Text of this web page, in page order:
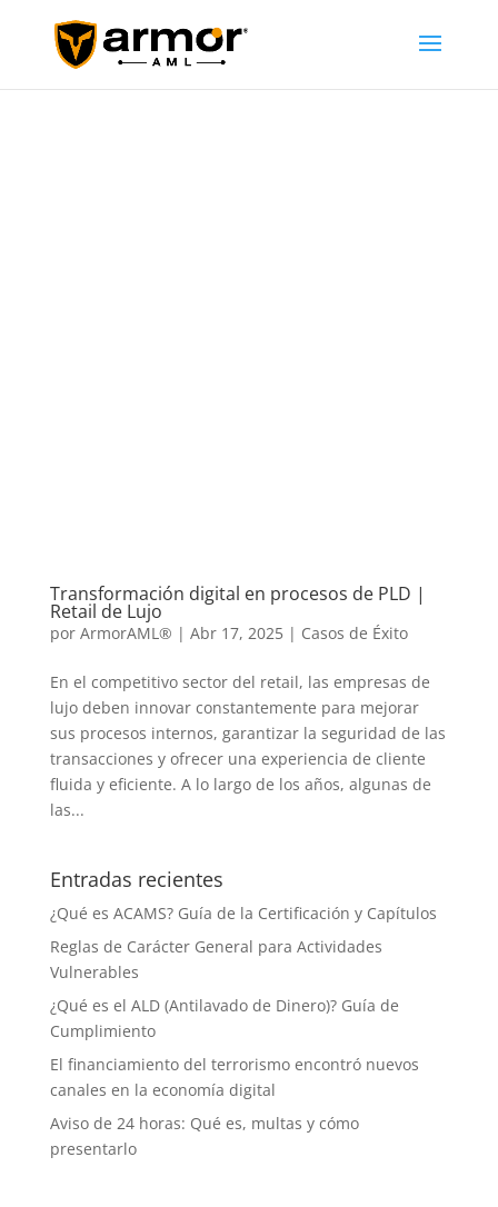
Transformación digital en procesos de PLD |
Retail de Lujo
por ArmorAML® | Abr 17, 2025| Casos de Éxito
En el competitivo sector del retail, las empresas de
lujo deben innovar constantemente para mejorar
sus procesos internos, garantizar la seguridad de las
transacciones y ofrecer una experiencia de cliente
fluida y eficiente. A lo largo de los años, algunas de
las...
Entradas recientes
¿Qué es ACAMS? Guía de la Certificación y Capítulos
Reglas de Carácter General para Actividades
Vulnerables
¿Qué es el ALD (Antilavado de Dinero)? Guía de
Cumplimiento
El financiamiento del terrorismo encontró nuevos
canales en la economía digital
Aviso de 24 horas: Qué es, multas y cómo
presentarlo